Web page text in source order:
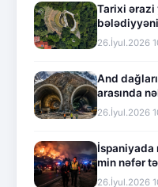
Tarixi ərazi
bələdiyyəni
26.İyul.2026
And
arasında
26.İyul.2026
İspaniyada
min nəfər
26.İyul.2026